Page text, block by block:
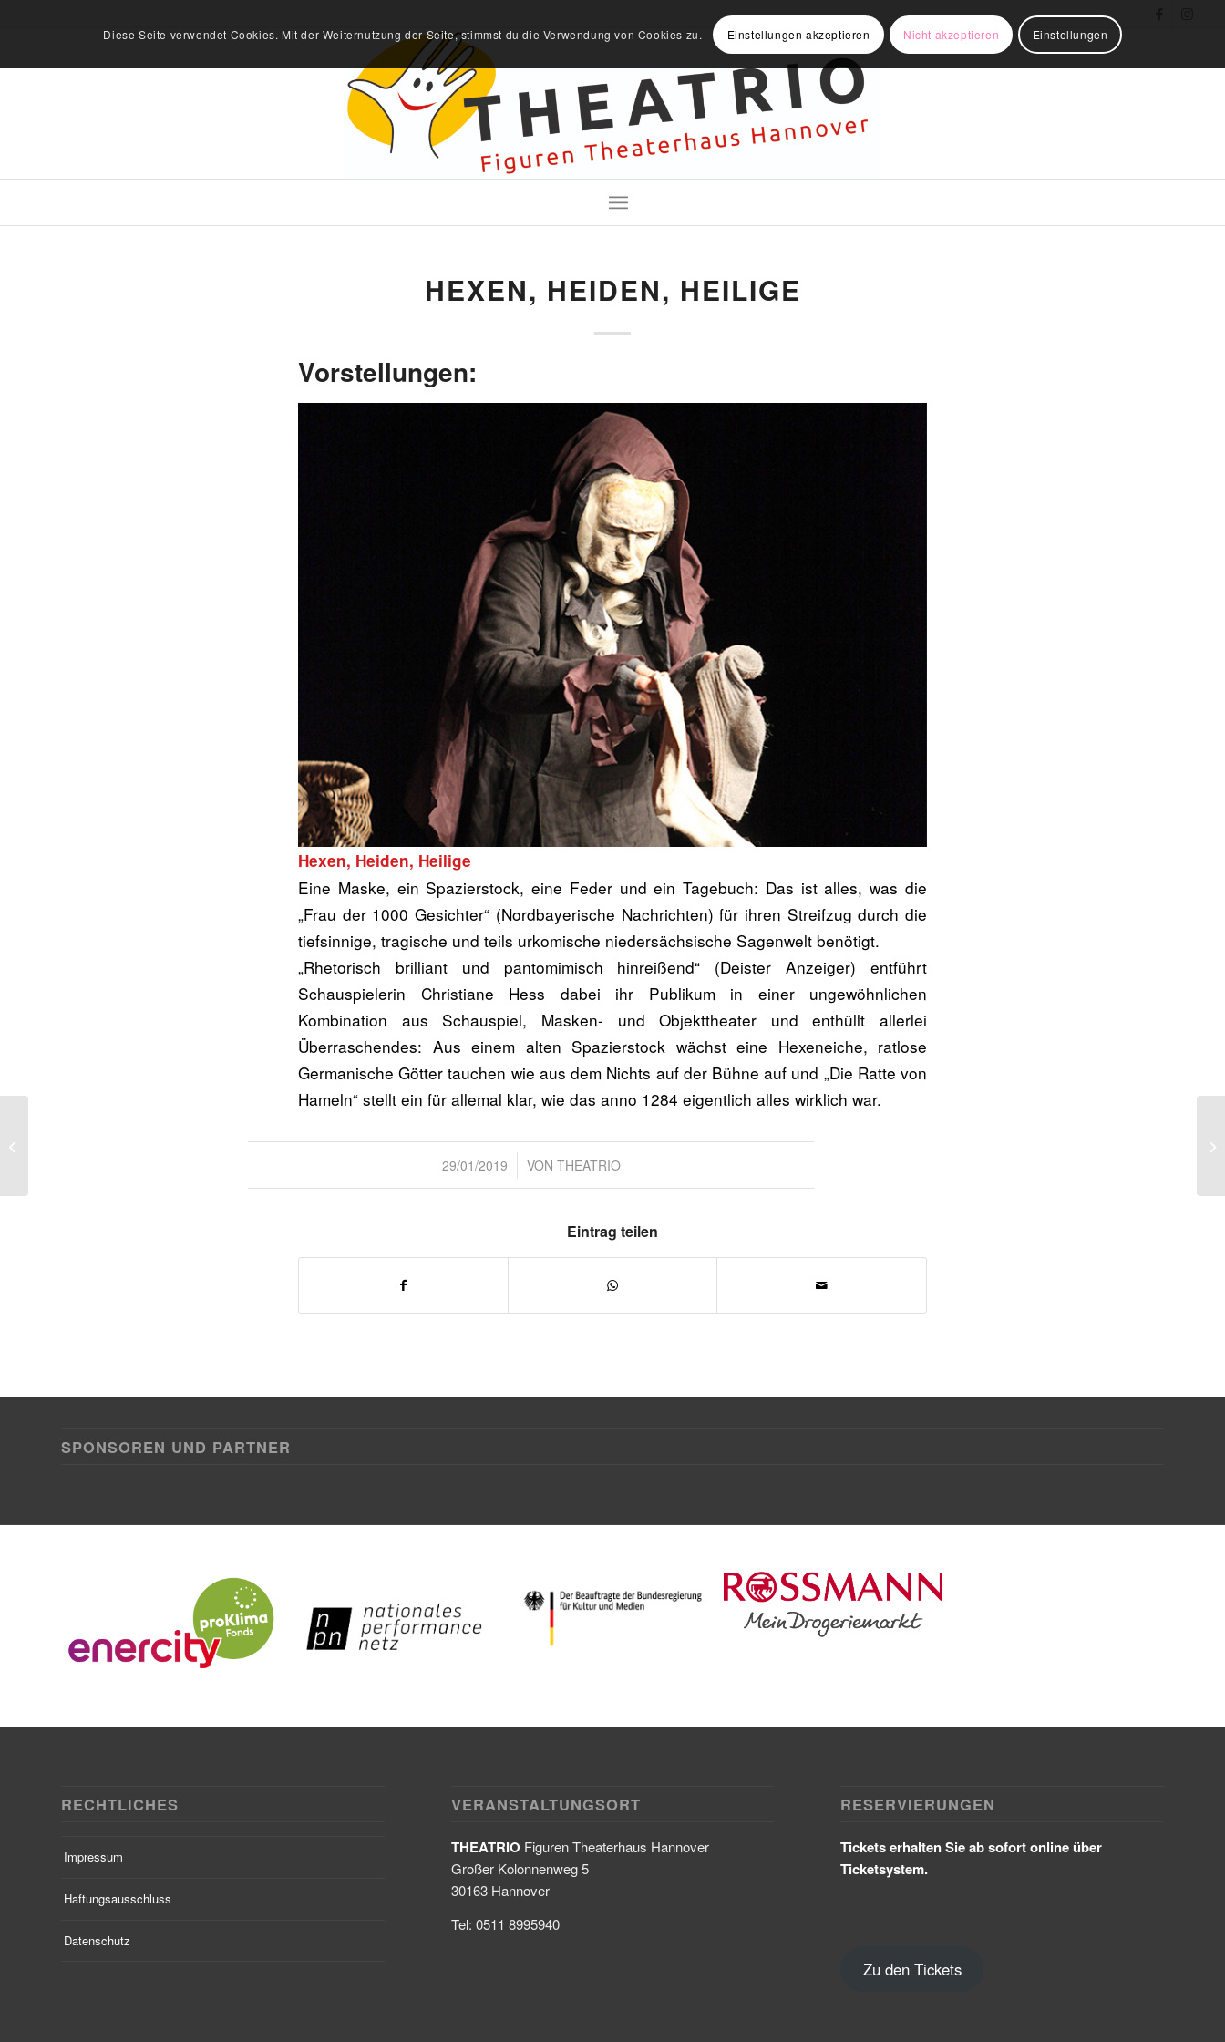
HEXEN, HEIDEN, HEILIGE
Vorstellungen:
Hexen, Heiden, Heilige
Eine Maske, ein Spazierstock, eine Feder und ein Tagebuch: Das ist alles, was die
„Frau der 1000 Gesichter“ (Nordbayerische Nachrichten) für ihren Streifzug durch die
tiefsinnige, tragische und teils urkomische niedersächsische Sagenwelt benötigt.
„Rhetorisch brilliant und pantomimisch hinreißend“ (Deister Anzeiger) entführt
Schauspielerin Christiane Hess dabei ihr Publikum in einer ungewöhnlichen
Kombination aus Schauspiel, Masken- und Objekttheater und enthüllt allerlei
Überraschendes: Aus einem alten Spazierstock wächst eine Hexeneiche, ratlose
Germanische Götter tauchen wie aus dem Nichts auf der Bühne auf und „Die Ratte von
Hameln“ stellt ein für allemal klar, wie das anno 1284 eigentlich alles wirklich war.
29/01/2019
/ VON THEATRIO
Eintrag teilen
SPONSOREN UND PARTNER
RECHTLICHES
Impressum
Haftungsausschluss
Datenschutz
VERANSTALTUNGSORT
THEATRIO Figuren Theaterhaus Hannover
Großer Kolonnenweg 5
30163 Hannover
Tel: 0511 8995940
RESERVIERUNGEN
Tickets erhalten Sie ab sofort online über
Ticketsystem.
Zu den Tickets
Diese Seite verwendet Cookies. Mit der Weiternutzung der Seite, stimmst du die Verwendung von Cookies zu. Einstellungen akzeptieren Nicht akzeptieren Einstellungen